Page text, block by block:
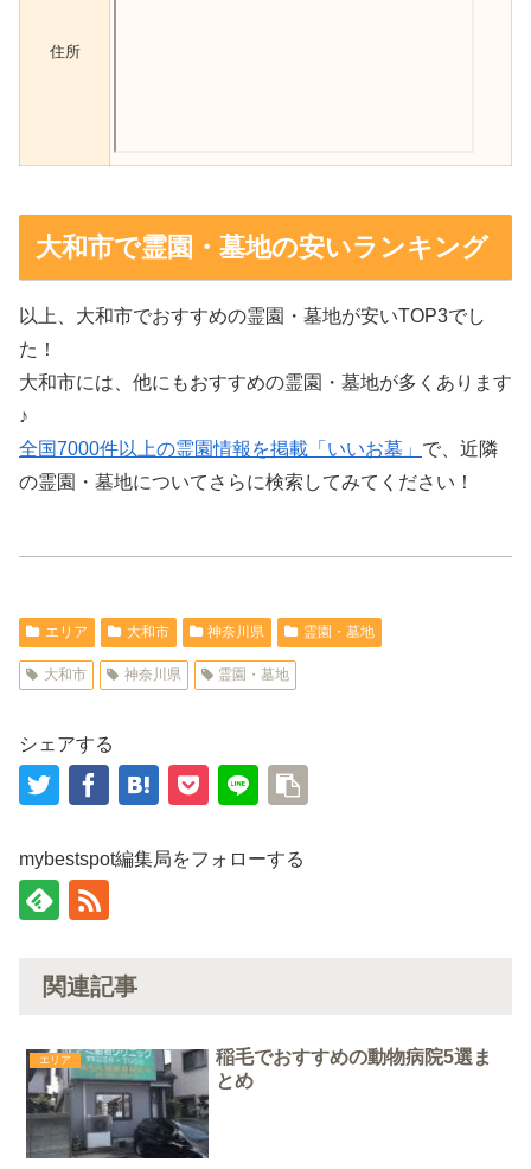
住所
大和市で霊園・墓地の安いランキング
以上、大和市でおすすめの霊園・墓地が安いTOP3でし
た！
大和市には、他にもおすすめの霊園・墓地が多くあります
♪
全国7000件以上の霊園情報を掲載「いいお墓」 で、近隣
の霊園・墓地についてさらに検索してみてください！
エリア 大和市 神奈川県 霊園・墓地
大和市 神奈川県 霊園・墓地
シェアする
mybestspot編集局をフォローする
関連記事
エリア
稲毛でおすすめの動物病院5選ま
とめ